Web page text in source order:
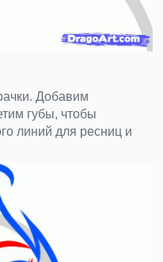
Добавим
губы, чтобы
линий для ресниц и